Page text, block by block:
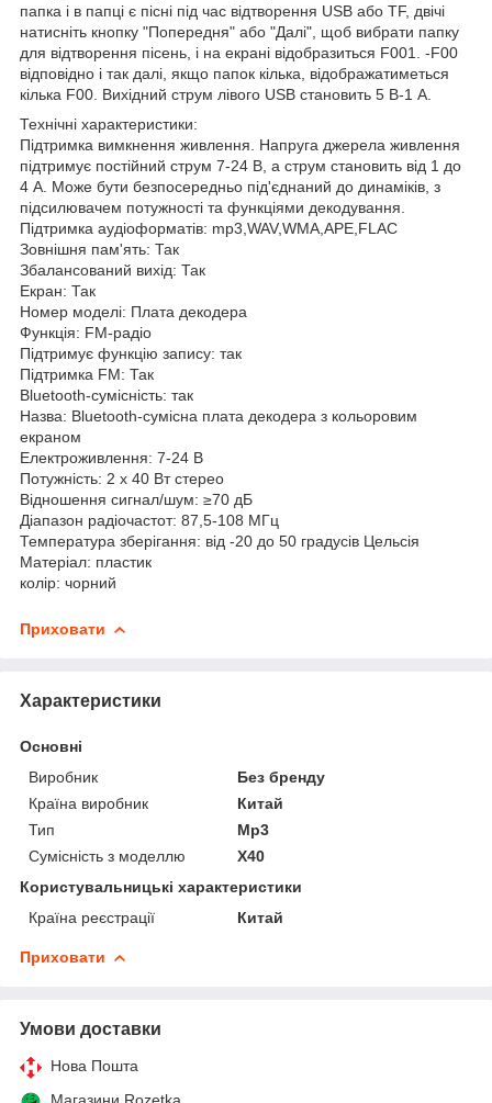
папка і в папці є пісні під час відтворення USB або TF, двічі
натисніть кнопку "Попередня" або "Далі", щоб вибрати папку
для відтворення пісень, і на екрані відобразиться F001. -F00
відповідно і так далі, якщо папок кілька, відображатиметься
кілька F00. Вихідний струм лівого USB становить 5 В-1 А.
Технічні характеристики:
Підтримка вимкнення живлення. Напруга джерела живлення
підтримує постійний струм 7-24 В, а струм становить від 1 до
4 А. Може бути безпосередньо під'єднаний до динаміків, з
підсилювачем потужності та функціями декодування.
Підтримка аудіоформатів: mp3,WAV,WMA,APE,FLAC
Зовнішня пам'ять: Так
Збалансований вихід: Так
Екран: Так
Номер моделі: Плата декодера
Функція: FM-радіо
Підтримує функцію запису: так
Підтримка FM: Так
Bluetooth-сумісність: так
Назва: Bluetooth-сумісна плата декодера з кольоровим
екраном
Електроживлення: 7-24 В
Потужність: 2 x 40 Вт стерео
Відношення сигнал/шум: ≥70 дБ
Діапазон радіочастот: 87,5-108 МГц
Температура зберігання: від -20 до 50 градусів Цельсія
Матеріал: пластик
колір: чорний
Приховати
Характеристики
Основні
Виробник
Без бренду
Країна виробник
Китай
Тип
Mp3
Сумісність з моделлю
X40
Користувальницькі характеристики
Країна реєстрації
Китай
Приховати
Умови доставки
Нова Пошта
Магазини Rozetka